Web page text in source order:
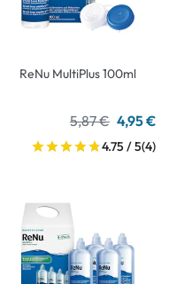
ReNu MultiPlus 100ml
5,87 € 4,95 €
4.75 / 5(4)